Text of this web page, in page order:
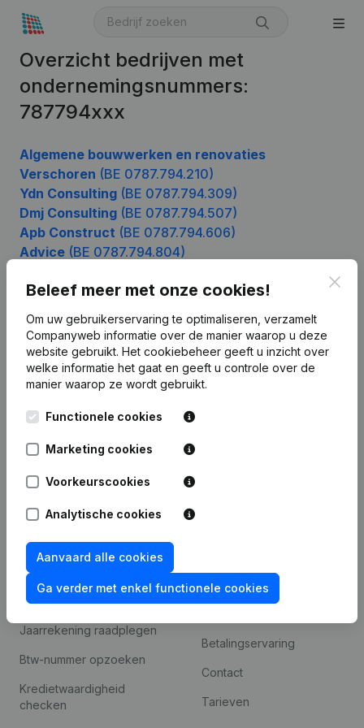
Overzicht bedrijven met
ondernemingsnummers:
787794xxx
Algemene bouwwerken en renovaties
Verschoren (BE 0787.794.210)
Ydn Consulting (BE 0787.794.309)
Dmj Consulting (BE 0787.794.507)
Apb Construct (BE 0787.794.606)
Advice (BE 0787.794.804)
Beleef meer met onze cookies!
Om uw gebruikerservaring te optimaliseren, verzamelt
Companyweb informatie over de manier waarop u deze
website gebruikt. Het cookiebeheer geeft u inzicht over
welke informatie het gaat en geeft u controle over de
manier waarop ze wordt gebruikt.
Functionele cookies
Marketing cookies
Voorkeurscookies
Analytische cookies
Aanvaard alle cookies
Ga verder met enkel functionele cookies
Nederlands
Leuvensesteenweg
1800 Vilvoorde
Product
Bedrijfsinformatie
Monitoring
Spotlight
Compliance &
fraudepreventie
Jaarrekening raadplegen
Btw-nummer opzoeken
Kredietwaardigheid
checken
Integraties
Betalingservaring
Contact
Tarieven